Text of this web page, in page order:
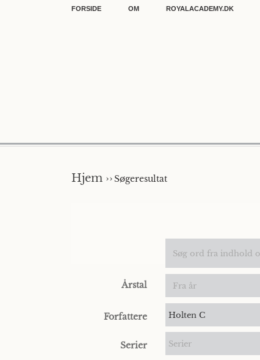
FORSIDE OM ROYALACADEMY.DK
Hjem ››Søgeresultat
Årstal
Forfattere Holten C
Serier Serier